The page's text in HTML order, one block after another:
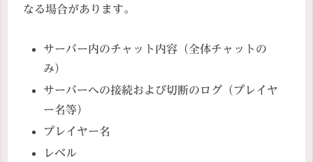
なる場合があります。
サーバー内のチャット内容（全体チャットの
み）
サーバーへの接続および切断のログ（プレイヤ
ー名等）
プレイヤー名
レベル